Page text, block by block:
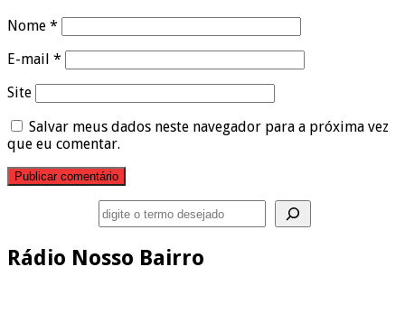
Nome *
E-mail *
Site
Salvar meus dados neste navegador para a próxima vez
que eu comentar.
Rádio Nosso Bairro